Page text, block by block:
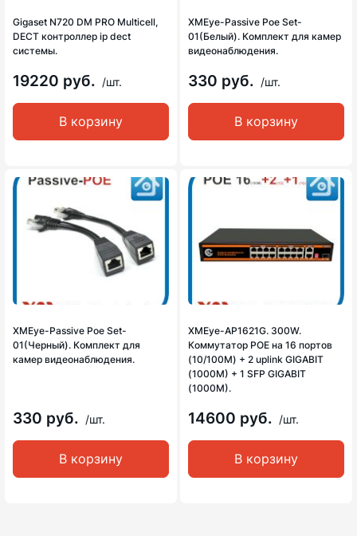
Gigaset N720 DM PRO Multicell,
DECT контроллер ip dect
системы.
19220 руб. /шт.
В корзину
XMEye-Passive Poe Set-
01(Белый). Комплект для камер
видеонаблюдения.
330 руб. /шт.
В корзину
XMEye-Passive Poe Set-
01(Черный). Комплект для
камер видеонаблюдения.
330 руб. /шт.
В корзину
XMEye-AP1621G. 300W.
Коммутатор POE на 16 портов
(10/100M) + 2 uplink GIGABIT
(1000M) + 1 SFP GIGABIT
(1000M).
14600 руб. /шт.
В корзину